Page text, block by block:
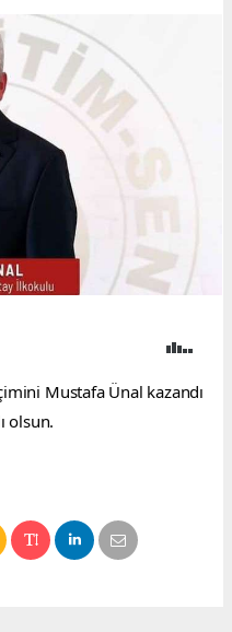
Mustafa Ünal kazandı
olsun.